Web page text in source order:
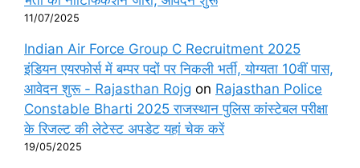
11/07/2025
Indian Air Force Group C Recruitment 2025
इंडियन एयरफोर्स में बम्पर पदों पर निकली भर्ती, योग्यता 10वीं पास,
आवेदन शुरू - Rajasthan Rojg on Rajasthan Police
Constable Bharti 2025 राजस्थान पुलिस कांस्टेबल परीक्षा
के रिजल्ट की लेटेस्ट अपडेट यहां चेक करें
19/05/2025